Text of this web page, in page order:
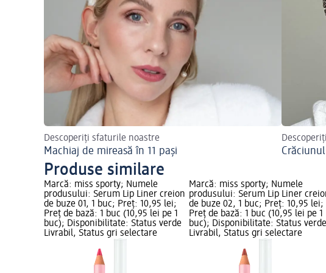
Descoperiți sfaturile noastre
Machiaj de mireasă în 11 pași
Produse similare
Marcă: miss sporty; Numele
produsului: Serum Lip Liner creion
de buze 01, 1 buc; Preț: 10,95 lei;
Preț de bază: 1 buc (10,95 lei pe 1
buc); Disponibilitate: Status verde
Livrabil, Status gri selectare
Marcă: miss sporty; Numele
produsului: Serum Lip Liner
de buze 02, 1 buc; Preț: 10,95 lei;
Preț de bază: 1 buc (10,95 lei pe 1
buc); Disponibilitate: Status verde
Livrabil, Status gri selectare